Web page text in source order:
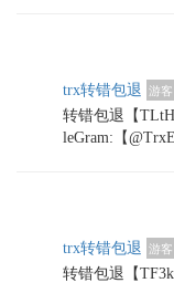
trx转错包退 游客
转错包退【
leGram:【
trx转错包退 游客
转错包退【